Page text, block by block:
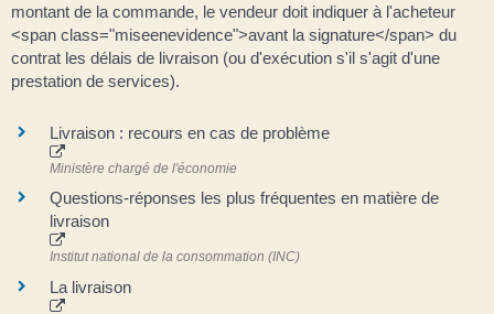
montant de la commande, le vendeur doit indiquer à l'acheteur
<span class="miseenevidence">avant la signature</span> du
contrat les délais de livraison (ou d'exécution s'il s'agit d'une
prestation de services).
Livraison : recours en cas de problème
Ministère chargé de l'économie
Questions-réponses les plus fréquentes en matière de
livraison
Institut national de la consommation (INC)
La livraison